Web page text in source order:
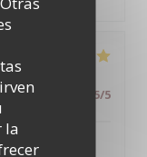
la
Calidad / Precio 5/5